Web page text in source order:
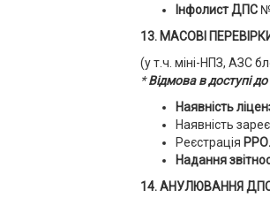
Інфолист ДПС
13. МАСОВІ
(у т.ч. міні-НПЗ, АЗС
*Відмова в доступі
Наявність
Наявність
Реєстрація РРО.
Надання
14. АНУЛЮВАННЯ ДПС